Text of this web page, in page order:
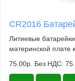
CR2016
Литиевые
материнской плате
75.00р. Без НДС: